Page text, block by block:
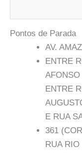
Pontos de Parada
AV.
ENTRE
AFONSO
ENTRE
E RUA
361
RUA